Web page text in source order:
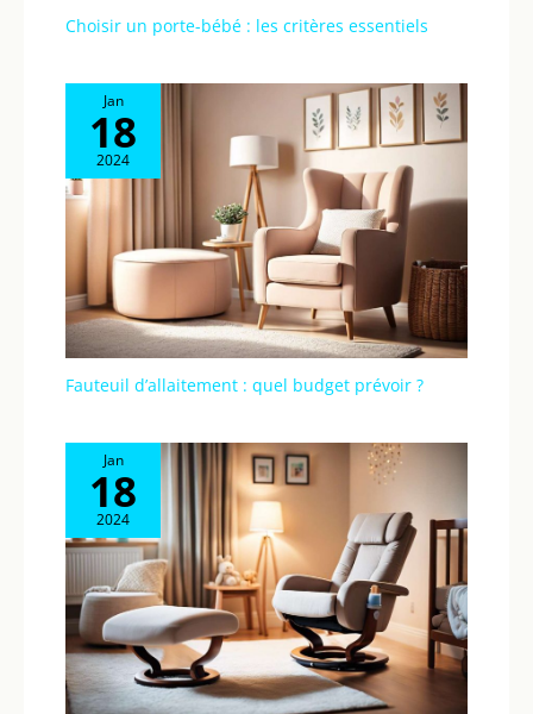
Choisir un porte-bébé : les critères essentiels
Jan
18
2024
Fauteuil d’allaitement : quel budget prévoir ?
Jan
18
2024